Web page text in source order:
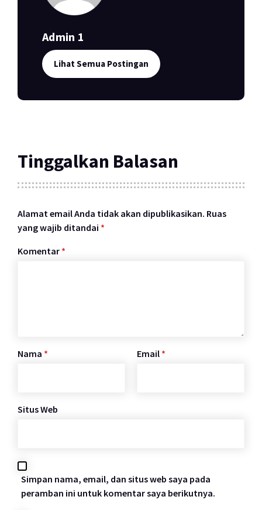
Admin 1
Lihat Semua Postingan
Tinggalkan Balasan
Alamat email Anda tidak akan dipublikasikan. Ruas
yang wajib ditandai *
Komentar *
Nama * Email *
Situs Web
Simpan nama, email, dan situs web saya pada
peramban ini untuk komentar saya berikutnya.